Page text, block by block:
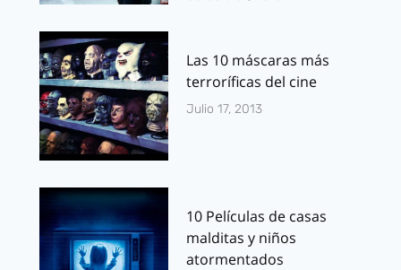
Las 10 máscaras más
terroríficas del cine
Julio 17, 2013
10 Películas de casas
malditas y niños
atormentados